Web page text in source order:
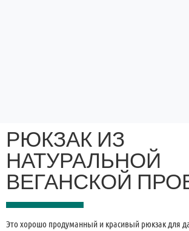
РЮКЗАК ИЗ
НАТУРАЛЬНОЙ
ВЕГАНСКОЙ
Это хорошо продуманный и красивый рюкзак для